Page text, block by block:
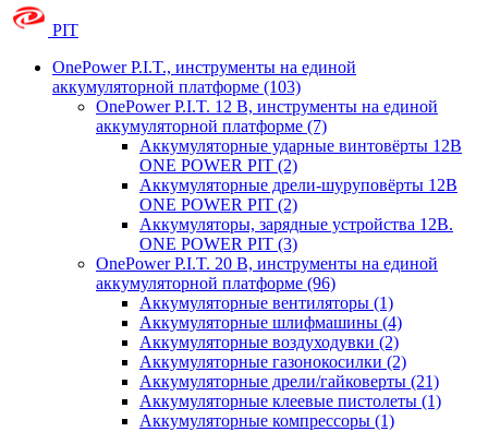
PIT
OnePower P.I.T., инструменты на единой
аккумуляторной платформе (103)
OnePower P.I.T. 12 В, инструменты на единой
аккумуляторной платформе (7)
Аккумуляторные ударные винтовёрты 12В
ONE POWER PIT (2)
Аккумуляторные дрели-шуруповёрты 12В
ONE POWER PIT (2)
Аккумуляторы, зарядные устройства 12В.
ONE POWER PIT (3)
OnePower P.I.T. 20 В, инструменты на единой
аккумуляторной платформе (96)
Аккумуляторные вентиляторы (1)
Аккумуляторные шлифмашины (4)
Аккумуляторные воздуходувки (2)
Аккумуляторные газонокосилки (2)
Аккумуляторные дрели/гайковерты (21)
Аккумуляторные клеевые пистолеты (1)
Аккумуляторные компрессоры (1)